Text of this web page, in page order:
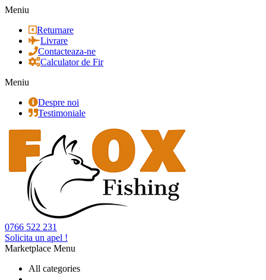
Meniu
Returnare
Livrare
Contacteaza-ne
Calculator de Fir
Meniu
Despre noi
Testimoniale
0766 522 231
Solicita un apel !
Marketplace Menu
All categories